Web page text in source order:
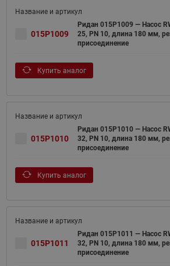
015P1009
Ридан 015P1009 — Насос
25, PN 10, длина 180 мм,
присоединение
Купить аналог
015P1010
Ридан 015P1010 — Насос
32, PN 10, длина 180 мм,
присоединение
Купить аналог
015P1011
Ридан 015P1011 — Насос
32, PN 10, длина 180 мм,
присоединение